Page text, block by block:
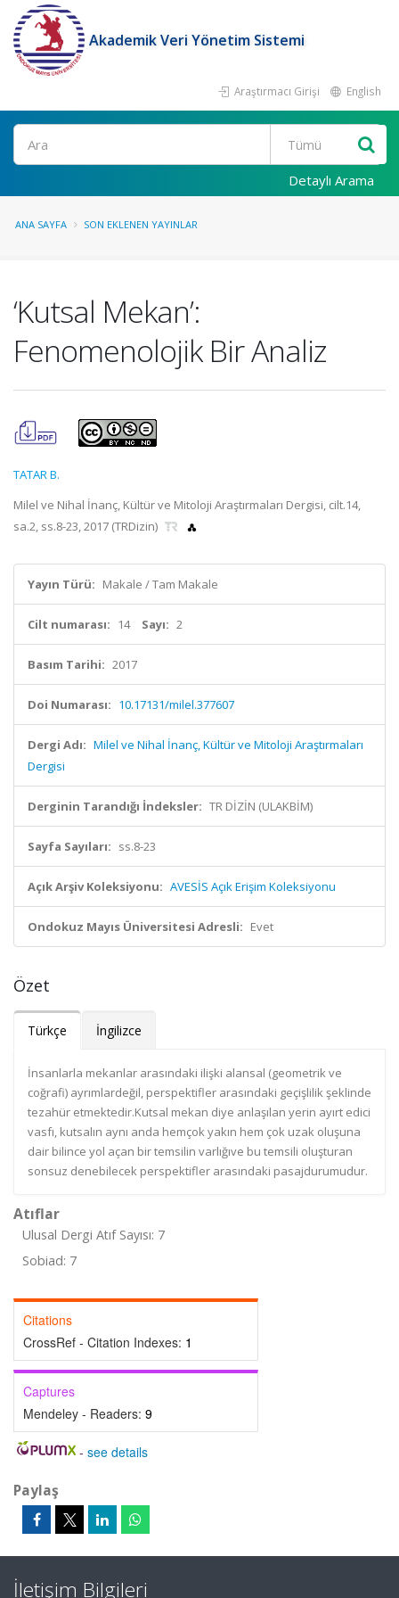
Akademik Veri Yönetim Sistemi
Araştırmacı Girişi English
Ara
Detaylı Arama
ANA SAYFA SON EKLENEN YAYINLAR
‘Kutsal Mekan’:
Fenomenolojik Bir Analiz
TATAR B.
Milel ve Nihal İnanç, Kültür ve Mitoloji Araştırmaları Dergisi, cilt.14,
sa.2, ss.8-23, 2017 (TRDizin)
Yayın Türü: Makale / Tam Makale
Cilt numarası: 14 Sayı: 2
Basım Tarihi: 2017
Doi Numarası: 10.17131/milel.377607
Dergi Adı: Milel ve Nihal İnanç, Kültür ve Mitoloji Araştırmaları
Dergisi
Derginin Tarandığı İndeksler: TR DİZİN (ULAKBİM)
Sayfa Sayıları: ss.8-23
Açık Arşiv Koleksiyonu: AVESİS Açık Erişim Koleksiyonu
Ondokuz Mayıs Üniversitesi Adresli: Evet
Özet
Türkçe İngilizce
İnsanlarla mekanlar arasındaki ilişki alansal (geometrik ve
coğrafi) ayrımlardeğil, perspektifler arasındaki geçişlilik şeklinde
tezahür etmektedir.Kutsal mekan diye anlaşılan yerin ayırt edici
vasfı, kutsalın aynı anda hemçok yakın hem çok uzak oluşuna
dair bilince yol açan bir temsilin varlığıve bu temsili oluşturan
sonsuz denebilecek perspektifler arasındaki pasajdurumudur.
Atıflar
Ulusal Dergi Atıf Sayısı: 7
Sobiad: 7
Citations
CrossRef - Citation Indexes: 1
Captures
Mendeley - Readers: 9
- see details
Paylaş
İletişim Bilgileri